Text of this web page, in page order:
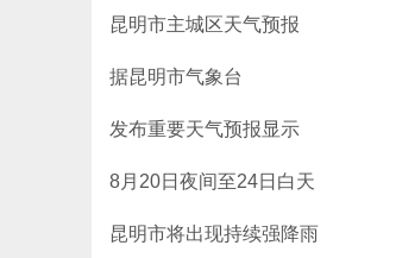
昆明市主城区天气预报
据昆明市气象台
发布重要天气预报显示
8月20日夜间至24日白天
昆明市将出现持续强降雨